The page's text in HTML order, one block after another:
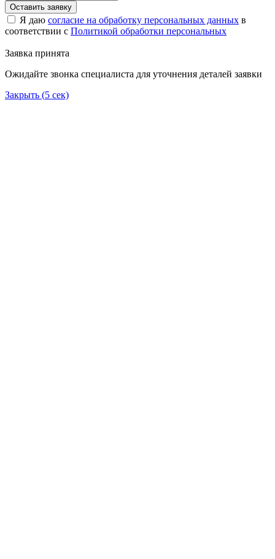
Оставить заявку
Я даю согласие на обработку персональных данных в
соответствии с Политикой обработки персональных
Заявка принята
Ожидайте звонка специалиста для уточнения деталей заявки
Закрыть (5 сек)